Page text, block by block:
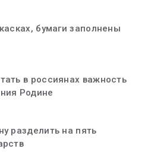
бумаги заполнены
в россиянах важность
Родине
разделить на пять